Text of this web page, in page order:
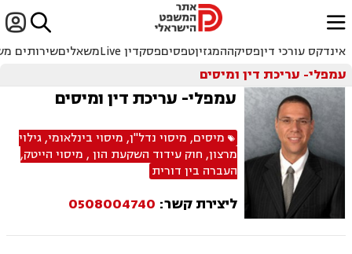

ﱐ
אינדקס עורכי דיןפסיקההמגזיןטפסיםפסקדין Live משאליםשירותים
עמפלי- עריכת דין ומיסים
עמפלי- עריכת דין ומיסים
מיסים, מיסוי נדל"ן, מיסוי בינלאומי,גילוי
מרצון, חוק עידוד השקעת הון , מיסוי הייטק,
העברה בין דורית
ליצירת קשר: 0508004740